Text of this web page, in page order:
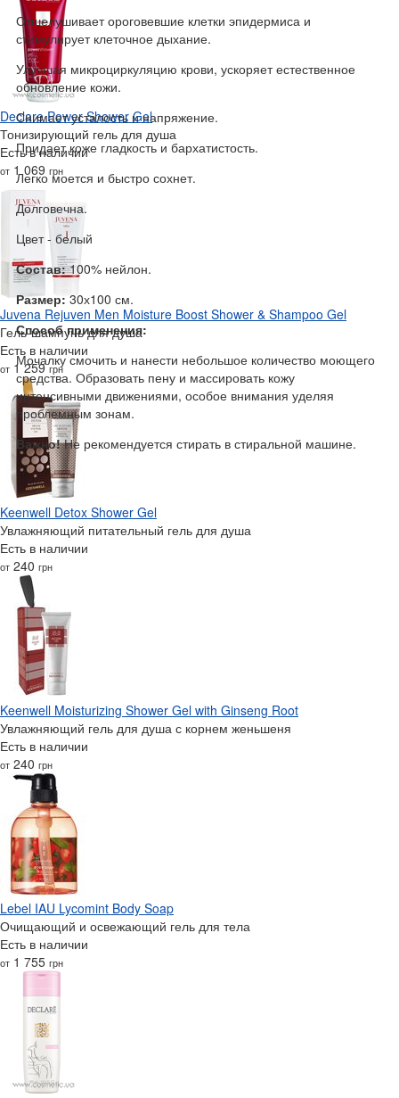
Отшелушивает ороговевшие клетки эпидермиса и
стимулирует клеточное дыхание.
Улучшая микроциркуляцию крови, ускоряет естественное
обновление кожи.
Снимает усталость и напряжение.
Придает коже гладкость и бархатистость.
Легко моется и быстро сохнет.
Долговечна.
Цвет - белый
Состав:100% нейлон.
Размер: 30х100 см.
Способ применения:
Мочалку смочить и нанести небольшое количество моющего
средства. Образовать пену и массировать кожу
интенсивными движениями, особое внимания уделяя
проблемным зонам.
Важно!Не рекомендуется стирать в стиральной машине.
Declare Power Shower Gel
Тонизирующий гель для душа
Есть в наличии
от 1 069 грн
Juvena Rejuven Men Moisture Boost Shower & Shampoo Gel
Гель-шампунь для душа
Есть в наличии
от 1 259грн
Keenwell Detox Shower Gel
Увлажняющий питательный гель для душа
Есть в наличии
от 240 грн
Keenwell Moisturizing Shower Gel with Ginseng Root
Увлажняющий гель для душа с корнем женьшеня
Есть в наличии
от 240 грн
Lebel IAU Lycomint Body Soap
Очищающий и освежающий гель для тела
Есть в наличии
от 1 755 грн